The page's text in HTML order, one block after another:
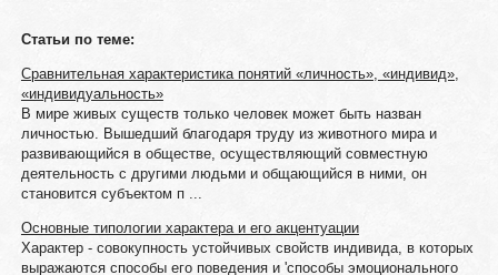
Статьи по теме:
Сравнительная характеристика понятий «личность», «индивид»,
«индивидуальность»
В мире живых существ только человек может быть назван
личностью. Вышедший благодаря труду из животного мира и
развивающийся в обществе, осуществляющий совместную
деятельность с другими людьми и общающийся в ними, он
становится субъектом п ...
Основные типологии характера и его акцентуации
Характер - совокупность устойчивых свойств индивида, в которых
выражаются способы его поведения и 'способы эмоционального